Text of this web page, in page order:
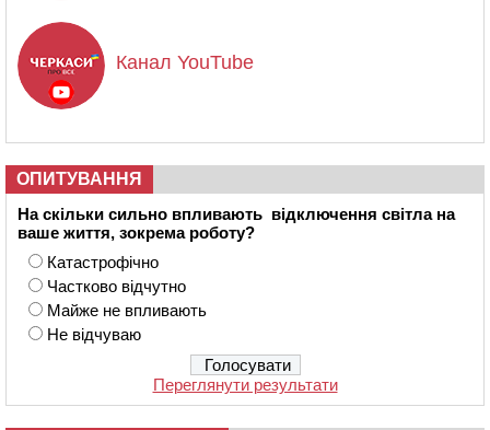
Канал YouTube
ОПИТУВАННЯ
На скільки сильно впливають відключення світла на
ваше життя, зокрема роботу?
Катастрофічно
Частково відчутно
Майже не впливають
Не відчуваю
Переглянути результати